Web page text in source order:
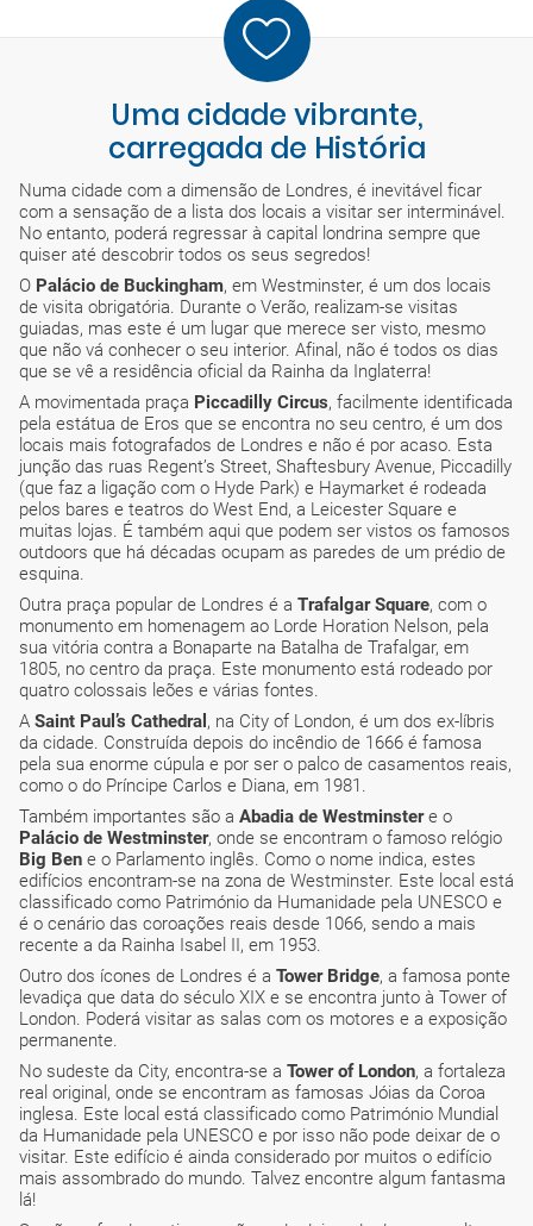
Uma cidade vibrante,
carregada de História
Numa cidade com a dimensão de Londres, é inevitável ficar
com a sensação de a lista dos locais a visitar ser interminável.
No entanto, poderá regressar à capital londrina sempre que
quiser até descobrir todos os seus segredos!
O Palácio de Buckingham, em Westminster, é um dos locais
de visita obrigatória. Durante o Verão, realizam-se visitas
guiadas, mas este é um lugar que merece ser visto, mesmo
que não vá conhecer o seu interior. Afinal, não é todos os dias
que se vê a residência oficial da Rainha da Inglaterra!
A movimentada praça Piccadilly Circus, facilmente identificada
pela estátua de Eros que se encontra no seu centro, é um dos
locais mais fotografados de Londres e não é por acaso. Esta
junção das ruas Regent’s Street, Shaftesbury Avenue, Piccadilly
(que faz a ligação com o Hyde Park) e Haymarket é rodeada
pelos bares e teatros do West End, a Leicester Square e
muitas lojas. É também aqui que podem ser vistos os famosos
outdoors que há décadas ocupam as paredes de um prédio de
esquina.
Outra praça popular de Londres é a Trafalgar Square, com o
monumento em homenagem ao Lorde Horation Nelson, pela
sua vitória contra a Bonaparte na Batalha de Trafalgar, em
1805, no centro da praça. Este monumento está rodeado por
quatro colossais leões e várias fontes.
A Saint Paul’s Cathedral , na City of London, é um dos ex-líbris
da cidade. Construída depois do incêndio de 1666 é famosa
pela sua enorme cúpula e por ser o palco de casamentos reais,
como o do Príncipe Carlos e Diana, em 1981.
Também importantes são a Abadia de Westminstere o
Palácio de Westminster, onde se encontram o famoso relógio
Big Ben e o Parlamento inglês. Como o nome indica, estes
edifícios encontram-se na zona de Westminster. Este local está
classificado como Património da Humanidade pela UNESCO e
é o cenário das coroações reais desde 1066, sendo a mais
recente a da Rainha Isabel II, em 1953.
Outro dos ícones de Londres é a Tower Bridge, a famosa ponte
levadiça que data do século XIX e se encontra junto à Tower of
London. Poderá visitar as salas com os motores e a exposição
permanente.
No sudeste da City, encontra-se a Tower of London, a fortaleza
real original, onde se encontram as famosas Jóias da Coroa
inglesa. Este local está classificado como Património Mundial
da Humanidade pela UNESCO e por isso não pode deixar de o
visitar. Este edifício é ainda considerado por muitos o edifício
mais assombrado do mundo. Talvez encontre algum fantasma
lá!